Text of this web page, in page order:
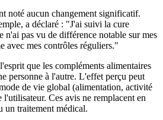
noté aucun changement significatif.
a déclaré : "J'ai suivi la cure
n'ai pas vu de différence notable sur mes
avec mes contrôles réguliers."
que les compléments alimentaires
personne à l'autre. L'effet perçu peut
de vie global (alimentation, activité
l'utilisateur. Ces avis ne remplacent en
un traitement médical.